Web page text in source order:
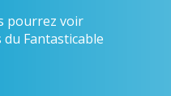
pourrez voir
Fantasticable